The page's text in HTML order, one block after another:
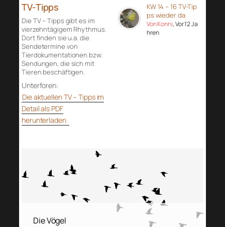
TV-Tipps
Die TV – Tipps gibt es im
vierzehntägigem Rhythmus.
Dort finden sie u.a. die
Sendetermine von
Tierdokumentationen bzw.
Sendungen, die sich mit
Tieren beschäftigen.
Unterforen:
Die aktuellen TV – Tipps im
Detail als PDF
herunterladen
KW 14 – 16 TV-Tip
ps wieder da
Von Konni, Vor 12 Ja
hren
Die Vögel